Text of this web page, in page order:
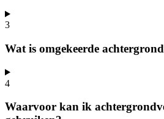
3
Wat is omgekeerde
4
Waarvoor kan ik